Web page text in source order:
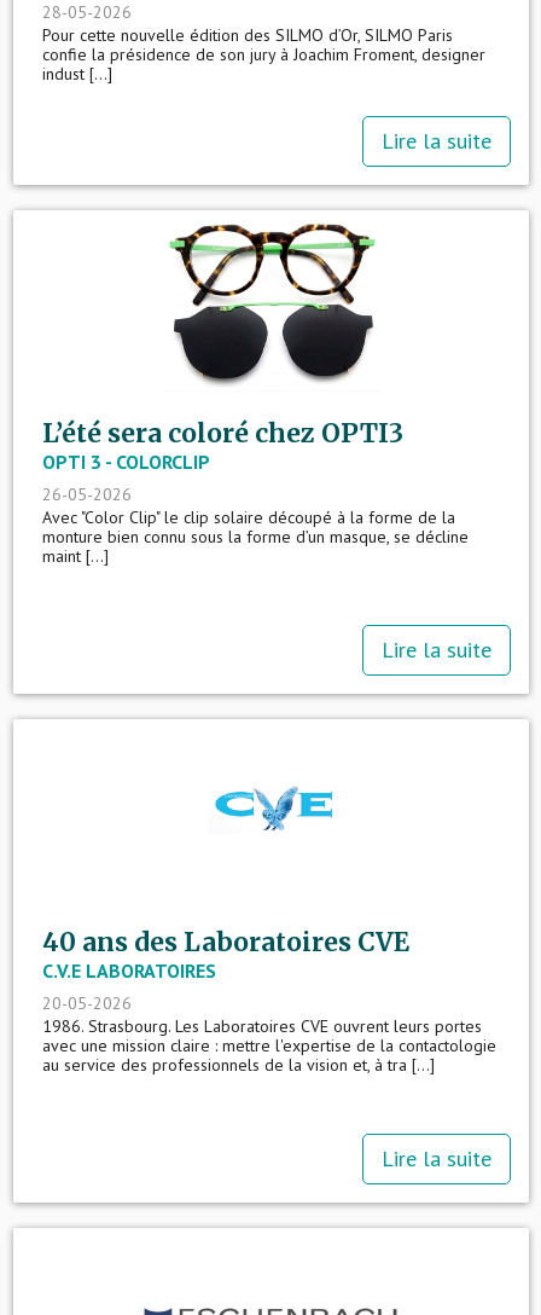
28-05-2026
Pour cette nouvelle édition des SILMO d’Or, SILMO Paris
confie la présidence de son jury à Joachim Froment, designer
indust [...]
Lire la suite
L’été sera coloré chez OPTI3
OPTI 3 - COLORCLIP
26-05-2026
Avec "Color Clip" le clip solaire découpé à la forme de la
monture bien connu sous la forme d’un masque, se décline
maint [...]
Lire la suite
40 ans des Laboratoires CVE
C.V.E LABORATOIRES
20-05-2026
1986. Strasbourg. Les Laboratoires CVE ouvrent leurs portes
avec une mission claire : mettre l'expertise de la contactologie
au service des professionnels de la vision et, à tra [...]
Lire la suite